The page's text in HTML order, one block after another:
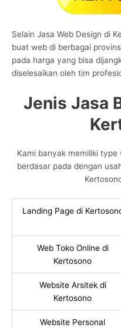
Selain Jasa Web Design di
buat web di berbagai
pada harga yang bisa
diselesaikan oleh tim
Jenis Jasa
Kami banyak memiliki
berdasar pada dengan
Landing Page di
Web Toko Online di
Kertosono
Website Arsitek di
Kertosono
Website Personal